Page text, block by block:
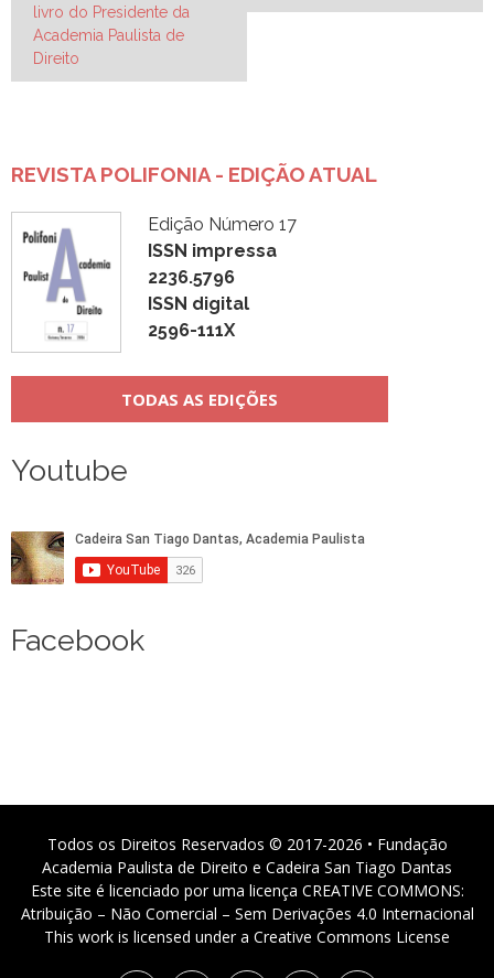
Post
livro do Presidente da
Academia Paulista de
Direito
REVISTA POLIFONIA - EDIÇÃO ATUAL
Edição Número 17
ISSN impressa
2236.5796
ISSN digital
2596-111X
TODAS AS EDIÇÕES
Youtube
Facebook
Todos os Direitos Reservados © 2017-2026 • Fundação
Academia Paulista de Direito e Cadeira San Tiago Dantas
Este site é licenciado por uma licença CREATIVE COMMONS:
Atribuição – Não Comercial – Sem Derivações 4.0 Internacional
This work is licensed under a Creative Commons License